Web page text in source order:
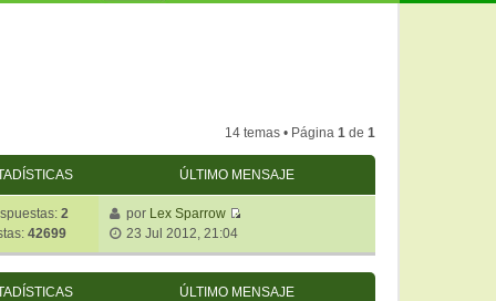
14 temas • Página 1 de 1
ÚLTIMO MENSAJE
2
42699
por Lex Sparrow
ú
23 Jul 2012, 21:04
ÚLTIMO MENSAJE